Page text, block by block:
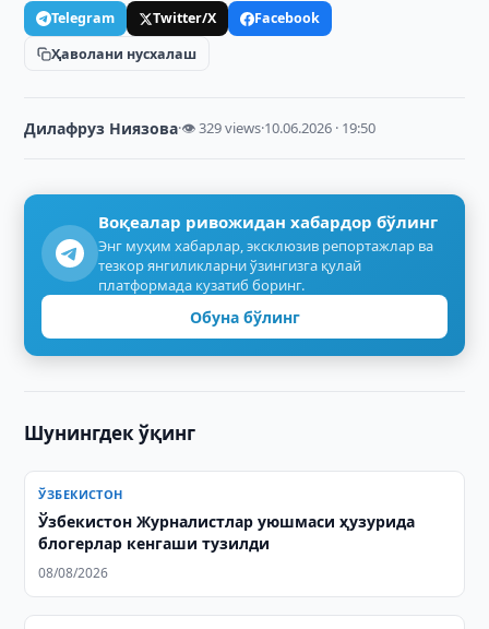
Telegram Twitter/X
Facebook
Ҳаволани нусхалаш
Дилафруз Ниязова·👁 329 views·10.06.2026 · 19:50
Воқеалар ривожидан хабардор бўлинг
Энг муҳим хабарлар, эксклюзив репортажлар ва
тезкор янгиликларни ўзингизга қулай
платформада кузатиб боринг.
Обуна бўлинг
Шунингдек ўқинг
ЎЗБЕКИСТОН
Ўзбекистон Журналистлар уюшмаси ҳузурида
блогерлар кенгаши тузилди
08/08/2026